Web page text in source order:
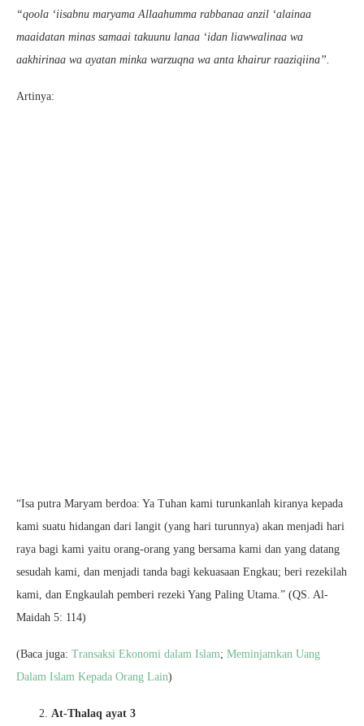
“qoola ‘iisabnu maryama Allaahumma rabbanaa anzil ‘alainaa
maaidatan minas samaai takuunu lanaa ‘idan liawwalinaa wa
aakhirinaa wa ayatan minka warzuqna wa anta khairur raaziqiina”.
Artinya:
“Isa putra Maryam berdoa: Ya Tuhan kami turunkanlah kiranya kepada
kami suatu hidangan dari langit (yang hari turunnya) akan menjadi hari
raya bagi kami yaitu orang-orang yang bersama kami dan yang datang
sesudah kami, dan menjadi tanda bagi kekuasaan Engkau; beri rezekilah
kami, dan Engkaulah pemberi rezeki Yang Paling Utama.” (QS. Al-
Maidah 5: 114)
(Baca juga: Transaksi Ekonomi dalam Islam; Meminjamkan Uang
Dalam Islam Kepada Orang Lain)
At-Thalaq ayat 3